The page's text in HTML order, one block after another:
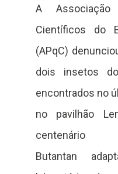
A Associação
Científicos do
(APqC)
dois insetos
encontrados no
no pavilhão
Butantan